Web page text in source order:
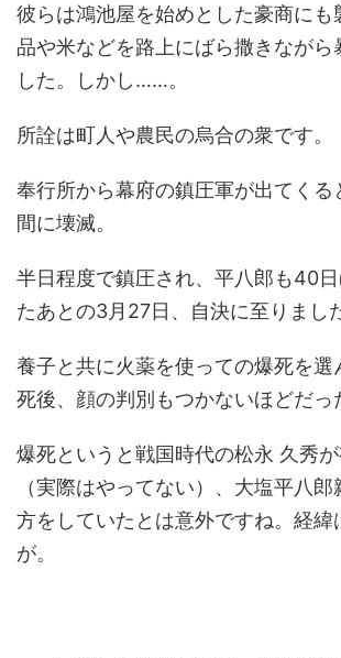
彼らは鴻池屋を始めとした豪商にも
品や米などを路上にばら撒きながら
した。しかし……。
所詮は町人や農民の烏合の衆です。
奉行所から幕府の鎮圧軍が出てくる
間に壊滅。
半日程度で鎮圧され、平八郎も40
たあとの3月27日、自決に至りまし
養子と共に火薬を使っての爆死を選
死後、顔の判別もつかないほどだっ
爆死というと戦国時代の松永 久秀
（実際はやってない）、大塩平八
方をしていたとは意外ですね。経緯
が。